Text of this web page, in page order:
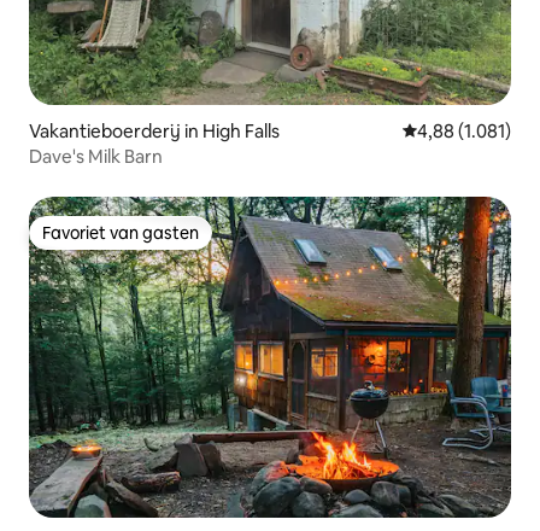
Vakantieboerderij in High Falls Gemiddelde
4,88 (1.081)
Dave's Milk Barn
Favoriet van gasten
Favoriet van gasten